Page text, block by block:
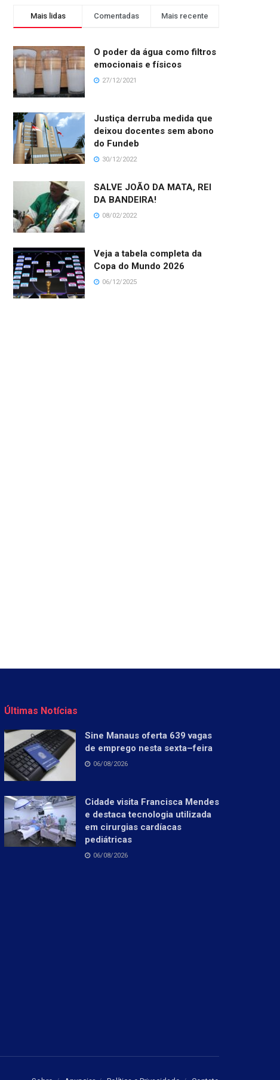
Mais lidas Comentadas Mais recente
O poder da água como filtros
emocionais e físicos
27/12/2021
Justiça derruba medida que
deixou docentes sem abono
do Fundeb
30/12/2022
SALVE JOÃO DA MATA, REI
DA BANDEIRA!
08/02/2022
Veja a tabela completa da
Copa do Mundo 2026
06/12/2025
Últimas Notícias
Sine Manaus oferta 639 vagas
de emprego nesta sexta–feira
06/08/2026
Cidade visita Francisca Mendes
e destaca tecnologia utilizada
em cirurgias cardíacas
pediátricas
06/08/2026